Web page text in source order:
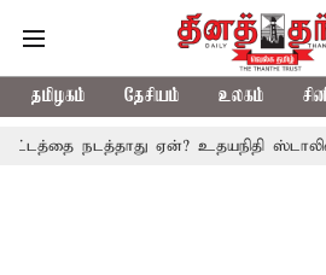
தமிழகம் தேசியம் உலகம்
ஏன்? உதயநிதி ஸ்டாலின் கேள்வி